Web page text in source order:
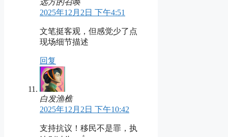
远方的召唤
2025年12月2日 下午4:51
文笔挺客观，但感觉少了点
现场细节描述
回复
白发渔樵
2025年12月2日 下午10:42
支持抗议！移民不是罪，执